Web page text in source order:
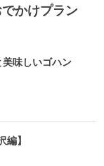
かけプラン
味しいゴハン
】